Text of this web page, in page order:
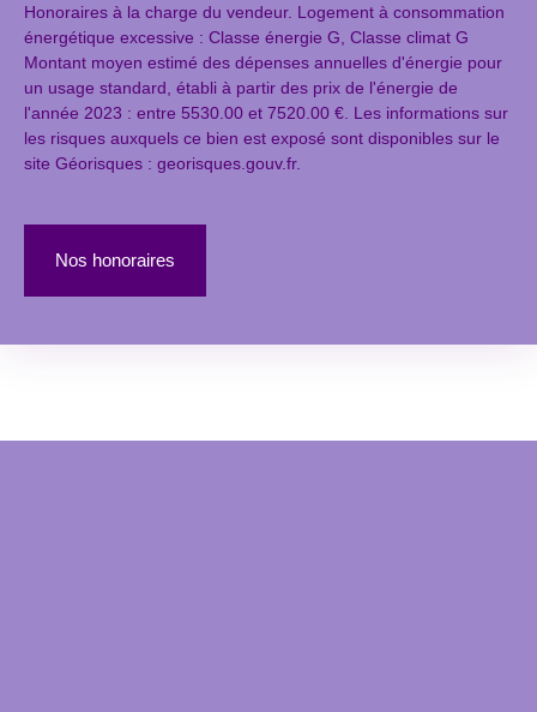
Honoraires à la charge du vendeur. Logement à consommation
énergétique excessive : Classe énergie G, Classe climat G
Montant moyen estimé des dépenses annuelles d'énergie pour
un usage standard, établi à partir des prix de l'énergie de
l'année 2023 : entre 5530.00 et 7520.00 €. Les informations sur
les risques auxquels ce bien est exposé sont disponibles sur le
site Géorisques : georisques.gouv.fr.
Nos honoraires